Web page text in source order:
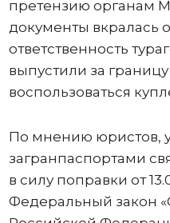
претензию органам
документы вкралась
ответственность
выпустили за
воспользоваться
По мнению юристов,
загранпаспортами
в силу поправки от
Федеральный закон